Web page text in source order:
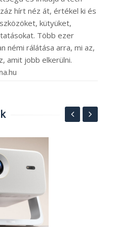
hírt néz át, értékel ki és
kütyüket,
Több ezer
némi rálátása arra, mi az,
amit jobb elkerülni.